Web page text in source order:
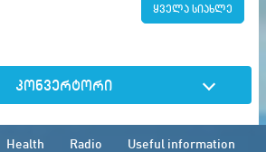
ყველა სიახლე
კონვერტორი
Health Radio Useful information